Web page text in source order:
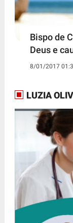
Bispo de
Deus e
8/01/2017
LUZIA